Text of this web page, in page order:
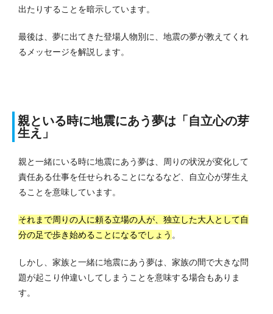
出たりすることを暗示しています。
最後は、夢に出てきた登場人物別に、地震の夢が教えてくれ
るメッセージを解説します。
親といる時に地震にあう夢は「自立心の芽
生え」
親と一緒にいる時に地震にあう夢は、周りの状況が変化して
責任ある仕事を任せられることになるなど、自立心が芽生え
ることを意味しています。
それまで周りの人に頼る立場の人が、独立した大人として自
分の足で歩き始めることになるでしょう 。
しかし、家族と一緒に地震にあう夢は、家族の間で大きな問
題が起こり仲違いしてしまうことを意味する場合もありま
す。